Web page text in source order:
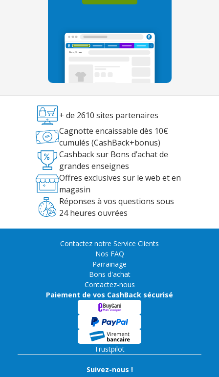
+ de 2610 sites partenaires
Cagnotte encaissable dès 10€
cumulés (CashBack+bonus)
Cashback sur Bons d’achat de
grandes enseignes
Offres exclusives sur le web et en
magasin
Réponses à vos questions sous
24 heures ouvrées
Contactez notre Service Clients
Nos FAQ
Parrainage
Bons d'achat
Contactez-nous
Paiement de vos CashBack sécurisé
Trustpilot
Suivez-nous !